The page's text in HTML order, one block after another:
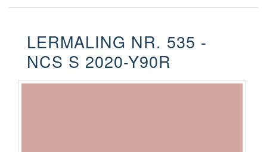
LERMALING NR. 535 -
NCS S 2020-Y90R